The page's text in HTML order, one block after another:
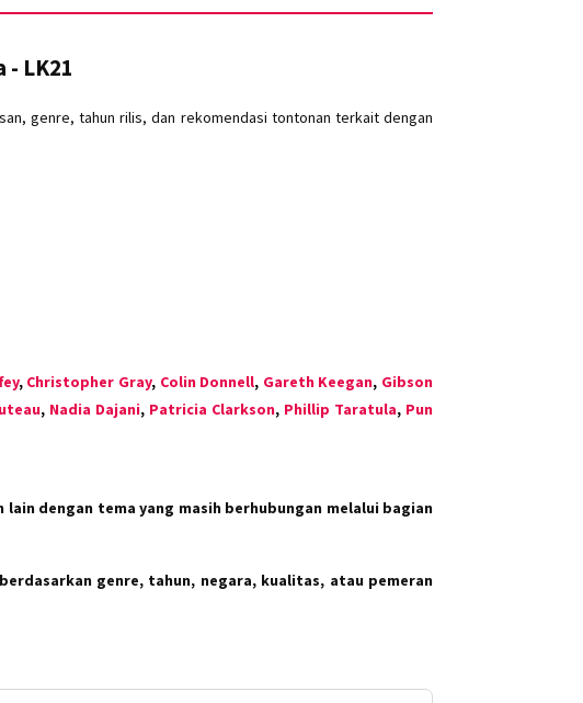
LK21
genre, tahun rilis, dan rekomendasi tontonan terkait dengan
, Christopher Gray, Colin Donnell, Gareth Keegan, Gibson
, Nadia Dajani, Patricia Clarkson, Phillip Taratula, Pun
dengan tema yang masih berhubungan melalui bagian
genre, tahun, negara, kualitas, atau pemeran